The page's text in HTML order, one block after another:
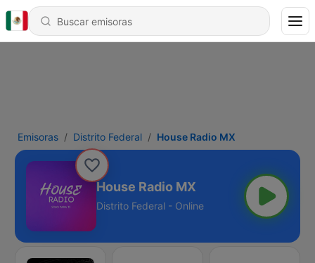
Emisoras Distrito Federal House Radio MX
House Radio MX
Distrito Federal - Online